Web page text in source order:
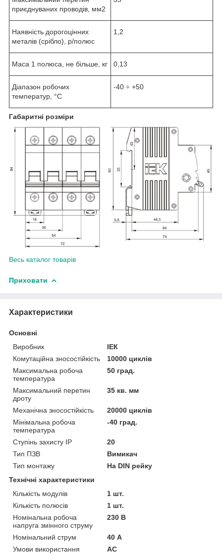
приєднуваних проводів, мм2
Наявність дорогоцінних
металів (срібло), р/полюс
1,2
Маса 1 полюса, не більше, кг 0,13
Діапазон робочих
температур, °С
-40 ÷ +50
Габаритні розміри
Весь каталог товарів
Приховати
Характеристики
Основні
Виробник
ІЕК
Комутаційна зносостійкість
10000 циклів
Максимальна робоча
температура
50 град.
Максимальний перетин
дроту
35 кв. мм
Механічна зносостійкість
20000 циклів
Мінімальна робоча
температура
-40 град.
Ступінь захисту IP
20
Тип ПЗВ
Вимикач
Тип монтажу
На DIN рейку
Технічні характеристики
Кількість модулів
1 шт.
Кількість полюсів
1 шт.
Номінальна робоча
напруга змінного струму
230 В
Номінальний струм
40 А
Умови використання
АС